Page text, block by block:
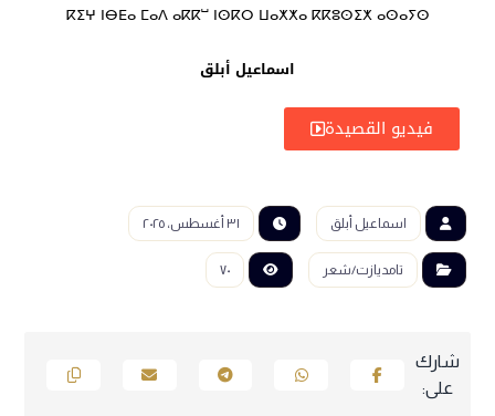
ⴽⵉⵖ ⵏⴱⴹⴰ ⵎⴰⴷ ⴰⴽⴽⵯ ⵏⵙⴽⵔ ⵡⴰⵅⵅⴰ ⴽⴽⵓⵙⵉⵅ ⴰⵙⴰⵢⵙ
اسماعيل أبلق
فيديو القصيدة
اسماعيل أبلق ٣١ أغسطس، ٢٠٢٥
تامديازت/شعر ٧٠